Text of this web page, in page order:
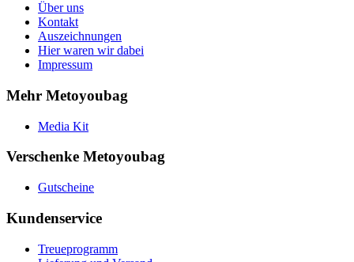
Über uns
Kontakt
Auszeichnungen
Hier waren wir dabei
Impressum
Mehr Metoyoubag
Media Kit
Verschenke Metoyoubag
Gutscheine
Kundenservice
Treueprogramm